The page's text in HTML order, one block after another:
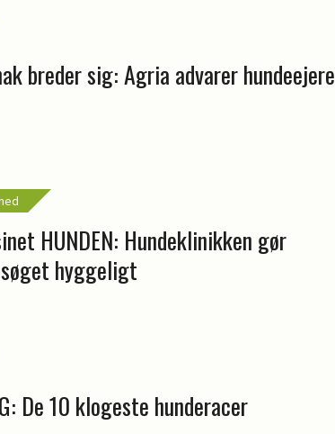
breder sig: Agria advarer hundeejere
HUNDEN: Hundeklinikken gør
hyggeligt
De 10 klogeste hunderacer